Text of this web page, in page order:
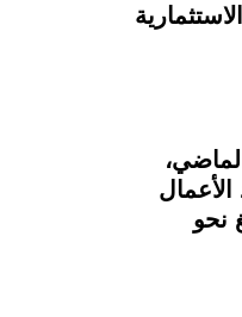
150.7 مليون جنيه خلال العام المالي المنتهي في 30 يونيو الماضي،
نمو 61.1%، فيما بلغ رصيد الأعمال
المدة من 2021، بارتفاع بلغ نحو